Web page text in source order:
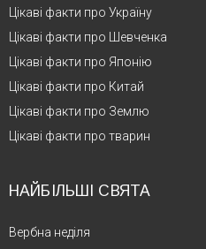
Цікаві факти про Україну
Цікаві факти про Шевченка
Цікаві факти про Японію
Цікаві факти про Китай
Цікаві факти про Землю
Цікаві факти про тварин
НАЙБІЛЬШІ СВЯТА
Вербна неділя